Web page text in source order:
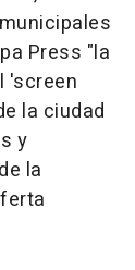
Press "la
'screen
la ciudad
y
la